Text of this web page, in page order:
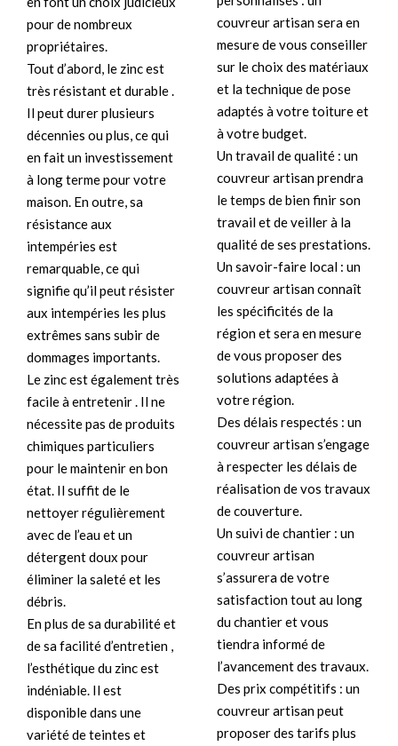
pour de nombreux
propriétaires.
Tout d’abord, le zinc est
très résistant et durable .
Il peut durer plusieurs
décennies ou plus, ce qui
en fait un investissement
à long terme pour votre
maison. En outre, sa
résistance aux
intempéries est
remarquable, ce qui
signifie qu’il peut résister
aux intempéries les plus
extrêmes sans subir de
dommages importants.
Le zinc est également très
facile à entretenir . Il ne
nécessite pas de produits
chimiques particuliers
pour le maintenir en bon
état. Il suffit de le
nettoyer régulièrement
avec de l’eau et un
détergent doux pour
éliminer la saleté et les
débris.
En plus de sa durabilité et
de sa facilité d’entretien ,
l’esthétique du zinc est
indéniable. Il est
disponible dans une
variété de teintes et
couvreur artisan sera en
mesure de vous conseiller
sur le choix des matériaux
et la technique de pose
adaptés à votre toiture et
à votre budget.
Un travail de qualité : un
couvreur artisan prendra
le temps de bien finir son
travail et de veiller à la
qualité de ses prestations.
Un savoir-faire local : un
couvreur artisan connaît
les spécificités de la
région et sera en mesure
de vous proposer des
solutions adaptées à
votre région.
Des délais respectés : un
couvreur artisan s’engage
à respecter les délais de
réalisation de vos travaux
de couverture.
Un suivi de chantier : un
couvreur artisan
s’assurera de votre
satisfaction tout au long
du chantier et vous
tiendra informé de
l’avancement des travaux.
Des prix compétitifs : un
couvreur artisan peut
proposer des tarifs plus